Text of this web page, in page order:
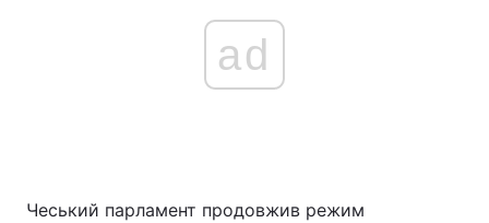
ad
Чеський парламент продовжив режим